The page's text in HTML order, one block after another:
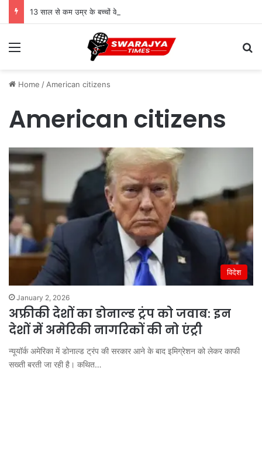
Menu
Home / American citizens
American citizens
विदेश
January 2, 2026
अफ्रीकी देशों का डोनाल्ड ट्रंप को जवाब: इन
देशों में अमेरिकी नागरिकों की नो एंट्री
न्यूयॉर्क अमेरिका में डोनाल्ड ट्रंप की सरकार आने के बाद इमिग्रेशन को लेकर काफी
सख्ती बरती जा रही है। कथित…